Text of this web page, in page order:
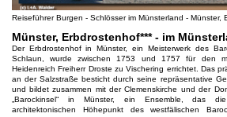
Reiseführer Burgen - Schlösser im Münsterland - Münster,
Münster, Erbdrostenhof*** - im
Der Erbdrostenhof in Münster, ein Meisterwerk des
Schlaun, wurde zwischen 1753 und 1757 für den
Heidenreich Freiherr Droste zu Vischering errichtet. Das
an der Salzstraße besticht durch seine repräsentative
und bildet zusammen mit der Clemenskirche und der
„Barockinsel“ in Münster, ein Ensemble, das
architektonischen Höhepunkt des westfälischen